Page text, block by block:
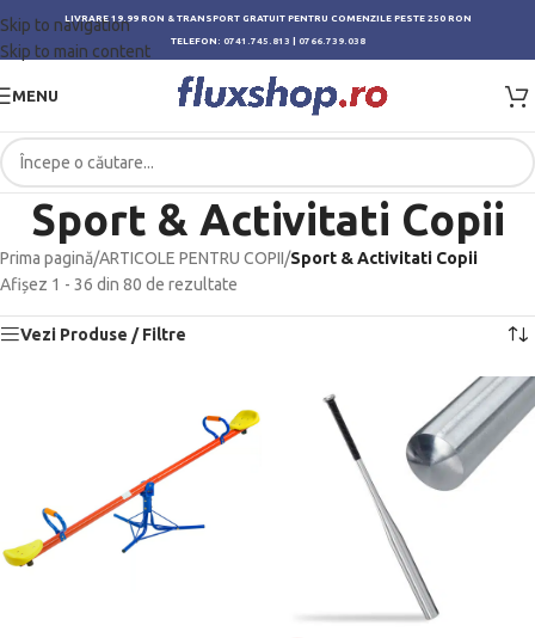
Skip to navigation
Skip to main content
LIVRARE 19.99 RON & TRANSPORT GRATUIT PENTRU COMENZILE PESTE 250 RON
TELEFON: 0741.745.813 0766.739.038
MENU
Sport & Activitati Copii
Prima pagină/ARTICOLE PENTRU COPII/Sport & Activitati Copii
Afișez 1 - 36 din 80 de rezultate
Vezi Produse / Filtre